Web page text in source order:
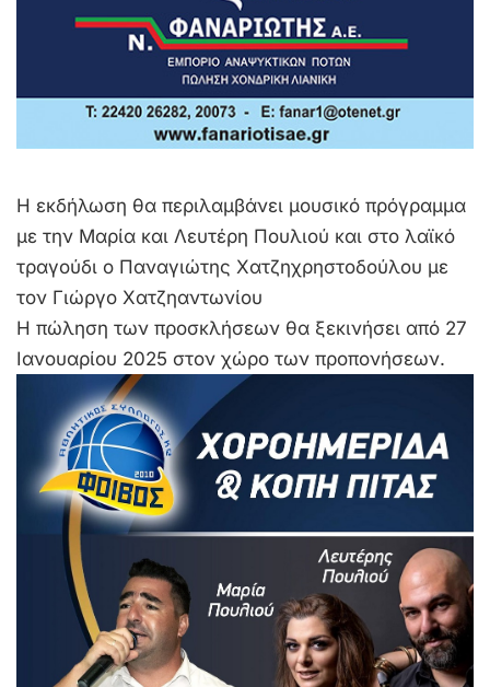
Η εκδήλωση θα περιλαμβάνει μουσικό πρόγραμμα
με την Μαρία και Λευτέρη Πουλιού και στο λαϊκό
τραγούδι ο Παναγιώτης Χατζηχρηστοδούλου με
τον Γιώργο Χατζηαντωνίου
Η πώληση των προσκλήσεων θα ξεκινήσει από 27
Ιανουαρίου 2025 στον χώρο των προπονήσεων.